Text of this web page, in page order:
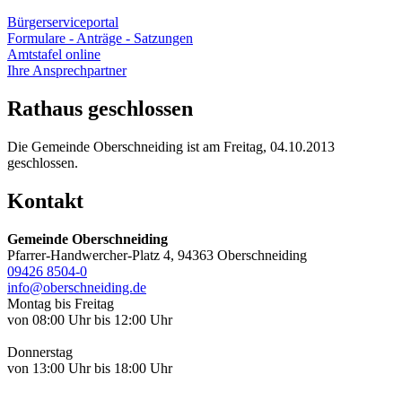
Bürgerserviceportal
Formulare - Anträge - Satzungen
Amtstafel online
Ihre Ansprechpartner
Rathaus geschlossen
Die Gemeinde Oberschneiding ist am Freitag, 04.10.2013
geschlossen.
Kontakt
Gemeinde Oberschneiding
Pfarrer-Handwercher-Platz 4, 94363 Oberschneiding
09426 8504-0
info@oberschneiding.de
Montag bis Freitag
von 08:00 Uhr bis 12:00 Uhr
Donnerstag
von 13:00 Uhr bis 18:00 Uhr